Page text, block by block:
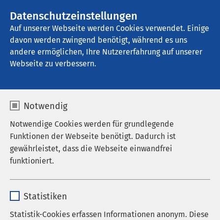
Datenschutzeinstellungen
Auf unserer Webseite werden Cookies verwendet. Einige
davon werden zwingend benötigt, während es uns
andere ermöglichen, Ihre Nutzererfahrung auf unserer
Webseite zu verbessern.
Notwendig
Notwendige Cookies werden für grundlegende
Funktionen der Webseite benötigt. Dadurch ist
gewährleistet, dass die Webseite einwandfrei
funktioniert.
Anbieter sgalinski
Statistiken
Statistik-Cookies erfassen Informationen anonym. Diese
Startseite der AMEOS Gruppe Aktuelles Nachrichten